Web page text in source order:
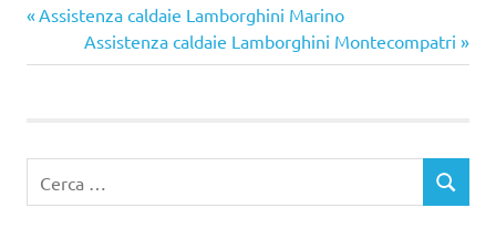
Navigazione
articoli
Articolo
precedente:
Assistenza caldaie Lamborghini Marino
Articolo
successivo:
Assistenza caldaie Lamborghini Montecompatri
per:
CERCA